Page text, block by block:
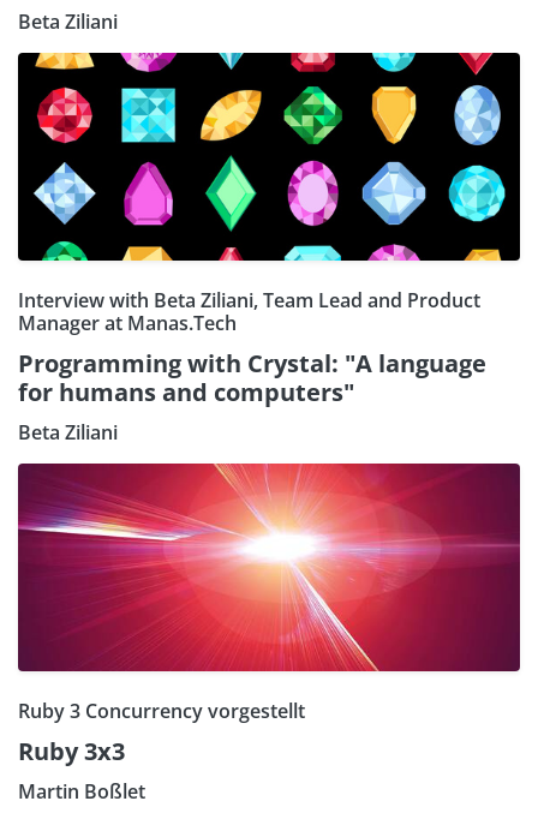
Beta Ziliani
Interview with Beta Ziliani, Team Lead and Product
Manager at Manas.Tech
Programming with Crystal: "A language
for humans and computers"
Beta Ziliani
Ruby 3 Concurrency vorgestellt
Ruby 3x3
Martin Boßlet